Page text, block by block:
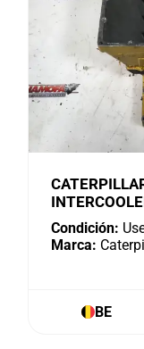
Condición:
Marca:
BE